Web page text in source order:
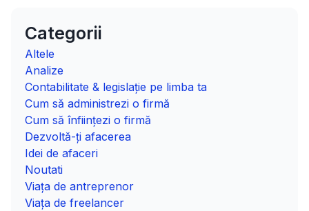
Categorii
Altele
Analize
Contabilitate & legislație pe limba ta
Cum să administrezi o firmă
Cum să înființezi o firmă
Dezvoltă-ți afacerea
Idei de afaceri
Noutati
Viața de antreprenor
Viața de freelancer